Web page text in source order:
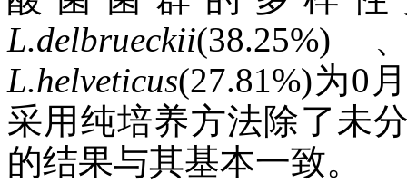
L.delbrueckii
L.helveticus(27.81%)为0
采用纯培养方法除了未
的结果与其基本一致。